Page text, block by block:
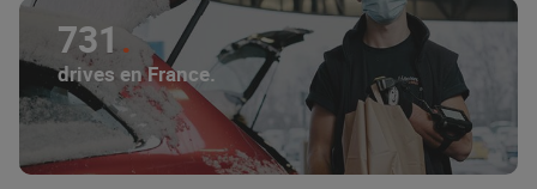
731
drives en France.